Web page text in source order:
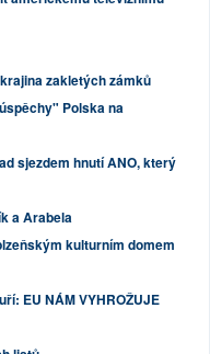
zakletých zámků
Polska na
sjezdem hnutí ANO, který
a Arabela
kulturním domem
EU NÁM VYHROŽUJE